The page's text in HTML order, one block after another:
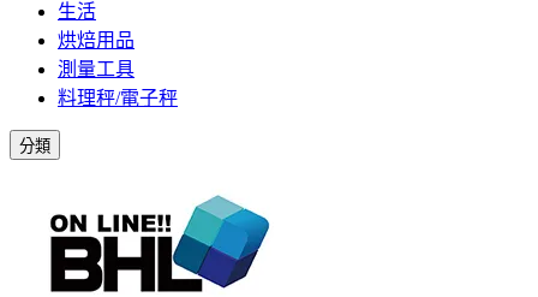
生活
烘焙用品
測量工具
料理秤/電子秤
分類